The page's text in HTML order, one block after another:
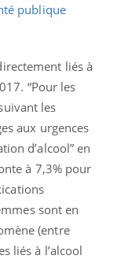
publique
liés à
“Pour les
les
aux urgences
d’alcool” en
à 7,3% pour
sont en
(entre
liés à l’alcool